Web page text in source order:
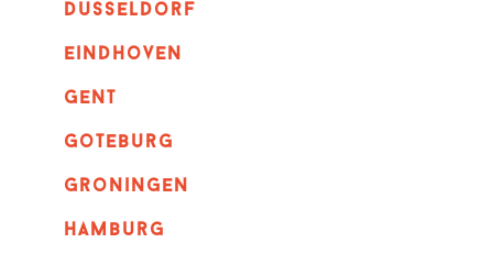
dusseldorf
eindhoven
GENT
goteburg
groningen
hamburg